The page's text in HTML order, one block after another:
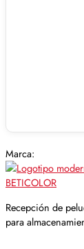
Marca:
BETICOLOR
Recepción de
para